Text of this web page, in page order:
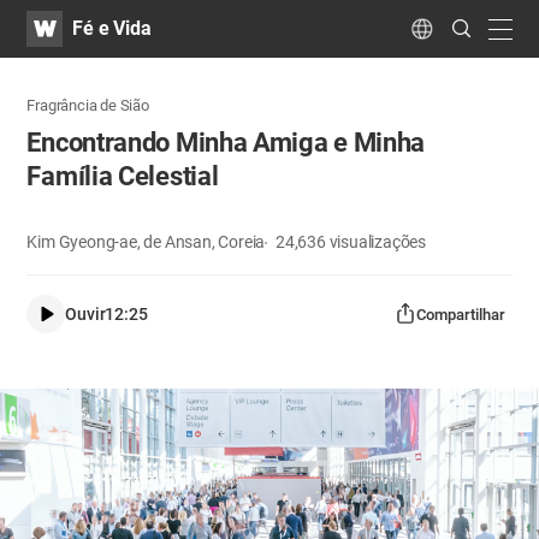
WATVFé e Vida Language
Search
Submit
Fragrância de Sião
Encontrando Minha Amiga e Minha
Família Celestial
Kim Gyeong-ae, de Ansan, Coreia 24,636 visualizações
Ouvir12:25 Compartilhar